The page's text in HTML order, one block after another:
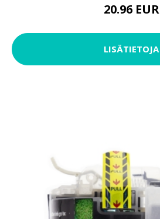
20.96 EUR
LISÄTIETOJA